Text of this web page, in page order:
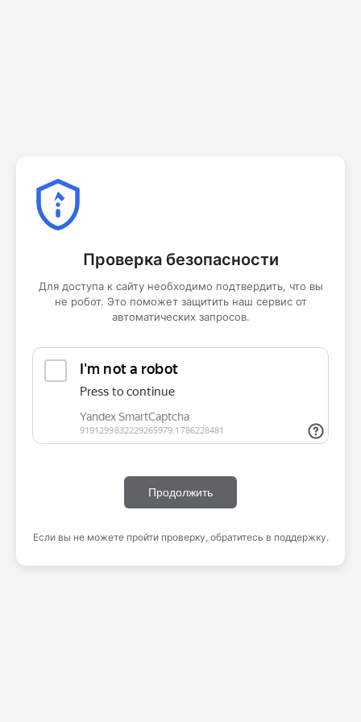
Проверка безопасности
Для доступа к сайту необходимо подтвердить, что вы
не робот. Это поможет защитить наш сервис от
автоматических запросов.
Продолжить
Если вы не можете пройти проверку, обратитесь в поддержку.